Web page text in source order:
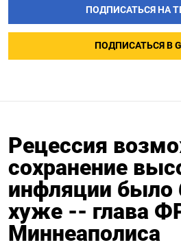
ПОДПИСАТЬСЯ НА
ПОДПИСАТЬСЯ В
Рецессия
сохранение
инфляции
хуже -- глава
Миннеаполиса